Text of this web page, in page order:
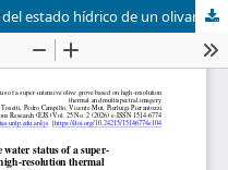
Metodología para el seguimiento del estado hídrico de un olivar superintensivo basada en imágenes termográficas y multiespectrales de alta resolución